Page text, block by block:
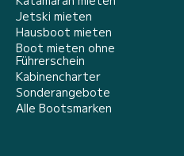
Jetski mieten
Hausboot mieten
Boot mieten ohne
Führerschein
Kabinencharter
Sonderangebote
Alle Bootsmarken